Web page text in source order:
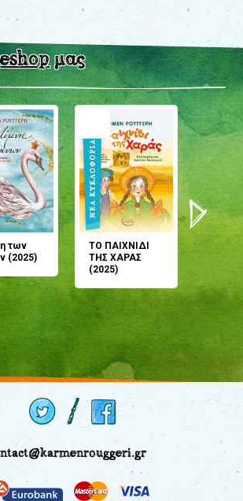
eshopμας
των
(2025)
ΤΟ ΠΑΙΧΝΙΔΙ
ΤΗΣ ΧΑΡΑΣ
(2025)
μου;
(2024)